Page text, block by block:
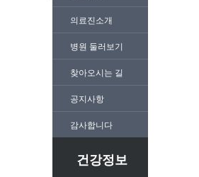
의료진소개
병원 둘러보기
찾아오시는 길
공지사항
감사합니다
건강정보